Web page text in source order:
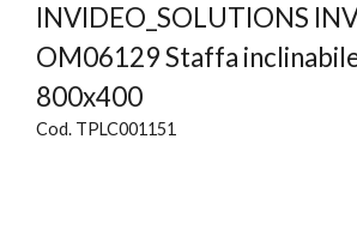
INVIDEO_SOLUTIONS
OM06129 Staffa
800x400
Cod. TPLC001151